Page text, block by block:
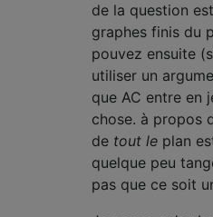
de la question
graphes finis du
pouvez ensuite
utiliser un
que AC entre en
chose. à propos
de tout le plan
quelque peu
pas que ce soit